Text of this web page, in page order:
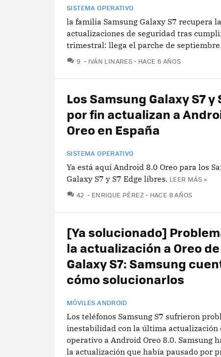
SISTEMA OPERATIVO
la familia Samsung Galaxy S7 recupera
actualizaciones de seguridad tras
trimestral: llega el parche de septiembre.
9 COMENTARIOS
IVÁN LINARES HACE 6 AÑOS
Los Samsung Galaxy S7 y
por fin actualizan a
Oreo en España
SISTEMA OPERATIVO
Ya está aquí Android 8.0 Oreo para los
Galaxy S7 y S7 Edge libres. LEER MÁS »
42 COMENTARIOS
ENRIQUE PÉREZ HACE 8 AÑOS
[Ya solucionado]
la actualización a Oreo
Galaxy S7: Samsung
cómo solucionarlos
MÓVILES ANDROID
Los teléfonos Samsung S7 sufrieron
inestabilidad con la última actualización
operativo a Android Oreo 8.0. Samsung
la actualización que había pausado por